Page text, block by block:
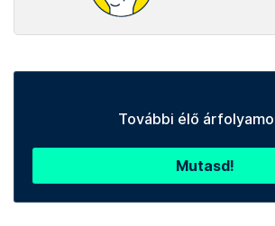
További élő
Mutasd!